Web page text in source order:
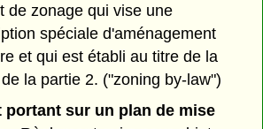
de zonage qui vise une
spéciale d'aménagement
et qui est établi au titre de la
la partie 2. ("zoning by-law")
portant sur un plan de mise